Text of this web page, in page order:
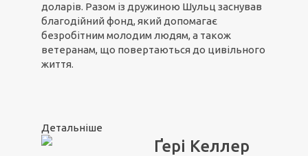
доларів. Разом із дружиною Шульц заснував
благодійний фонд, який допомагає
безробітним молодим людям, а також
ветеранам, що повертаються до цивільного
життя.
Детальніше
Ґері Келлер